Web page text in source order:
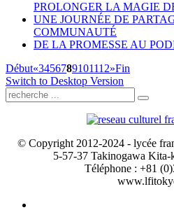
PROLONGER LA MAGIE
UNE JOURNÉE DE
COMMUNAUTÉ
DE LA PROMESSE AU
Début«3456789101112»Fin
Switch to Desktop Version
© Copyright 2012-2024 - lycée
5-57-37 Takinogawa
Téléphone : +81